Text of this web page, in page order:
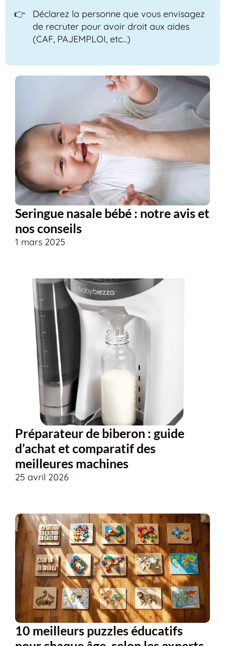
Déclarez la personne que vous envisagez
de recruter pour avoir droit aux aides
(CAF, PAJEMPLOI, etc...)
Seringue nasale bébé : notre avis et
nos conseils
1 mars 2025
Préparateur de biberon : guide
d’achat et comparatif des
meilleures machines
25 avril 2026
10 meilleurs puzzles éducatifs